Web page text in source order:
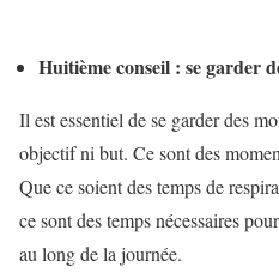
Huitième conseil : se garder
Il est essentiel de se garder des
objectif ni but. Ce sont des
Que ce soient des temps de
ce sont des temps nécessaires
au long de la journée.